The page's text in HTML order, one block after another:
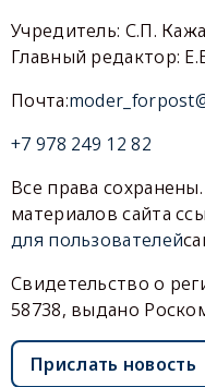
Учредитель: С.П.
Главный редактор:
Почта:
+7 978 249 12 82
Все права
материалов сайта
для пользователей
Свидетельство о
58738, выдано
Прислать новость